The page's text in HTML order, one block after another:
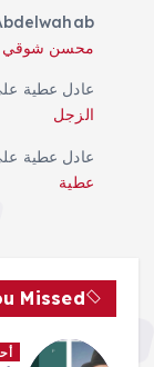
محسن شوقي |
عادل عطية
الزجل
عادل عطية
عطية
Missed